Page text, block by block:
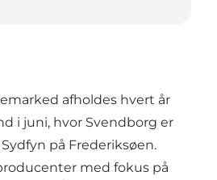
afholdes hvert år
i juni, hvor Svendborg er
på Frederiksøen.
med fokus på